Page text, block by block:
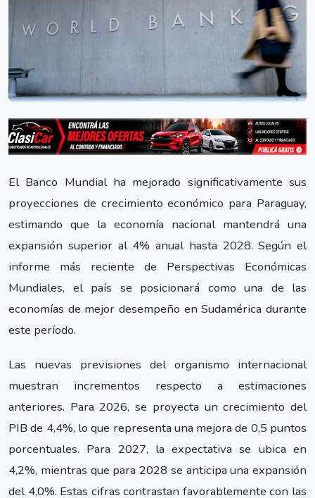
El Banco Mundial ha mejorado significativamente sus
proyecciones de crecimiento económico para Paraguay,
estimando que la economía nacional mantendrá una
expansión superior al 4% anual hasta 2028. Según el
informe más reciente de Perspectivas Económicas
Mundiales, el país se posicionará como una de las
economías de mejor desempeño en Sudamérica durante
este período.
Las nuevas previsiones del organismo internacional
muestran incrementos respecto a estimaciones
anteriores. Para 2026, se proyecta un crecimiento del
PIB de 4,4%, lo que representa una mejora de 0,5 puntos
porcentuales. Para 2027, la expectativa se ubica en
4,2%, mientras que para 2028 se anticipa una expansión
del 4,0%. Estas cifras contrastan favorablemente con las